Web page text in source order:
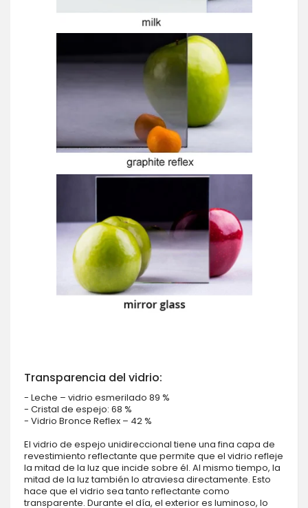
Transparencia del vidrio:
- Leche – vidrio esmerilado 89 %
- Cristal de espejo: 68 %
- Vidrio Bronce Reflex – 42 %
El vidrio de espejo unidireccional tiene una fina capa de
revestimiento reflectante que permite que el vidrio refleje
la mitad de la luz que incide sobre él. Al mismo tiempo, la
mitad de la luz también lo atraviesa directamente. Esto
hace que el vidrio sea tanto reflectante como
transparente. Durante el día, el exterior es luminoso, lo